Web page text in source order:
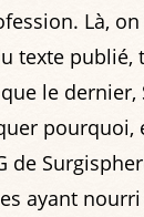
Là,
texte publié,
le dernier,
pourquoi,
de
ayant nourri